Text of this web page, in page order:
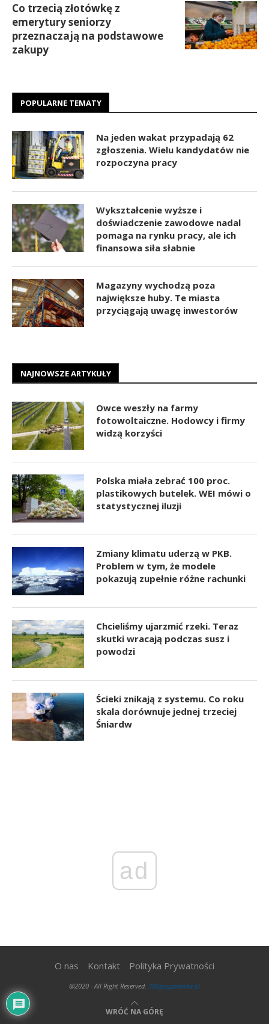
Co trzecią złotówkę z
emerytury seniorzy
przeznaczają na podstawowe
zakupy
POPULARNE TEMATY
Na jeden wakat przypadają 62
zgłoszenia. Wielu kandydatów nie
rozpoczyna pracy
Wykształcenie wyższe i
doświadczenie zawodowe nadal
pomaga na rynku pracy, ale ich
finansowa siła słabnie
Magazyny wychodzą poza
największe huby. Te miasta
przyciągają uwagę inwestorów
NAJNOWSZE ARTYKUŁY
Owce weszły na farmy
fotowoltaiczne. Hodowcy i firmy
widzą korzyści
Polska miała zebrać 100 proc.
plastikowych butelek. WEI mówi o
statystycznej iluzji
Zmiany klimatu uderzą w PKB.
Problem w tym, że modele
pokazują zupełnie różne rachunki
Chcieliśmy ujarzmić rzeki. Teraz
skutki wracają podczas susz i
powodzi
Ścieki znikają z systemu. Co roku
skala dorównuje jednej trzeciej
Śniardw
ad
O nas Kontakt Polityka Prywatności
@2020 - All Right Reserved. 300gospodarka.pl
WRÓĆ NA GÓRĘ